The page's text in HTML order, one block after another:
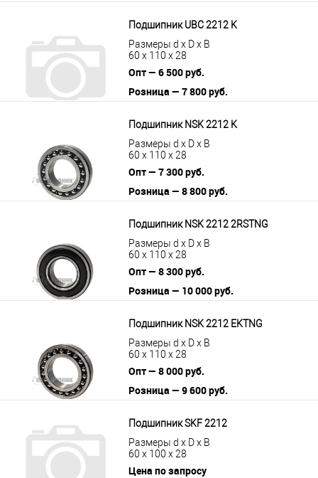
Подшипник UBC 2212 K
Размеры d x D x B
60 x 110 x 28
Опт — 6 500 руб.
Розница — 7 800 руб.
Подшипник NSK 2212 K
Размеры d x D x B
60 x 110 x 28
Опт — 7 300 руб.
Розница — 8 800 руб.
Подшипник NSK 2212 2RSTNG
Размеры d x D x B
60 x 110 x 28
Опт — 8 300 руб.
Розница — 10 000 руб.
Подшипник NSK 2212 EKTNG
Размеры d x D x B
60 x 110 x 28
Опт — 8 000 руб.
Розница — 9 600 руб.
Подшипник SKF 2212
Размеры d x D x B
60 x 100 x 28
Цена по запросу